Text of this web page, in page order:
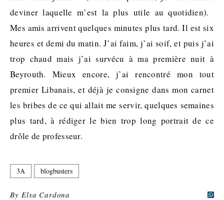
deviner laquelle m’est la plus utile au quotidien).
Mes amis arrivent quelques minutes plus tard. Il est six
heures et demi du matin. J’ai faim, j’ai soif, et puis j’ai
trop chaud mais j’ai survécu à ma première nuit à
Beyrouth. Mieux encore, j’ai rencontré mon tout
premier Libanais, et déjà je consigne dans mon carnet
les bribes de ce qui allait me servir, quelques semaines
plus tard, à rédiger le bien trop long portrait de ce
drôle de professeur.
3A blogbusters
ByElsa Cardona